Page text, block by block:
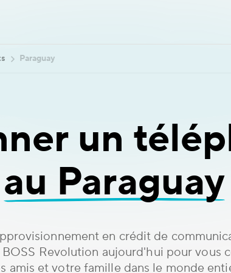
Paraguay
un
au Paraguay
en crédit de
BOSS Revolution aujourd'hui pour vous
amis et votre famille dans le monde